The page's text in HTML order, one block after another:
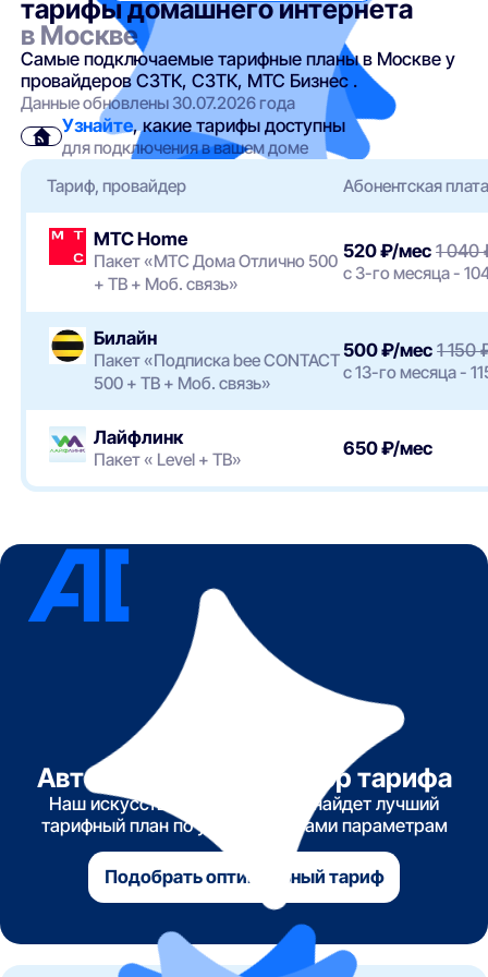
тарифы домашнего интернета
в Москве
Самые подключаемые тарифные планы в Москве у
провайдеров СЗТК, СЗТК, МТС Бизнес .
Данные обновлены 30.07.2026 года
Узнайте, какие тарифы доступны
для подключения в вашем доме
Тариф, провайдер
Абонентская
МТС Home
Пакет «МТС Дома Отлично 500
+ ТВ + Моб. связь»
520 ₽/мес 1 040
с 3-го месяца -
Билайн
Пакет «Подписка bee CONTACT
500 + ТВ + Моб. связь»
500 ₽/мес 1 150
с 13-го месяца -
Лайфлинк
Пакет « Level + ТВ» 650 ₽/мес
Автоматический подбор тарифа
Наш искусственный интеллект найдет лучший
тарифный план по указанным вами параметрам
Подобрать оптимальный тариф